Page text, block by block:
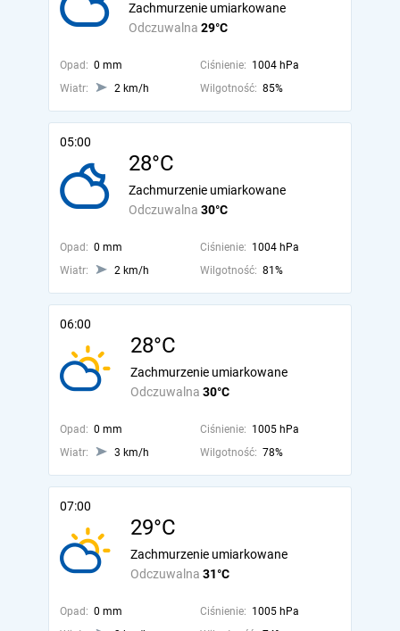
Odczuwalna 29°C
Zachmurzenie umiarkowane
Opad: 0 mm Ciśnienie: 1004 hPa
Wiatr:
2 km/h Wilgotność: 85%
05:00
28°C
Odczuwalna 30°C
Zachmurzenie umiarkowane
Opad: 0 mm Ciśnienie: 1004 hPa
Wiatr:
2 km/h Wilgotność: 81%
06:00
28°C
Odczuwalna 30°C
Zachmurzenie umiarkowane
Opad: 0 mm Ciśnienie: 1005 hPa
Wiatr:
3 km/h Wilgotność: 78%
07:00
29°C
Odczuwalna 31°C
Zachmurzenie umiarkowane
Opad: 0 mm Ciśnienie: 1005 hPa